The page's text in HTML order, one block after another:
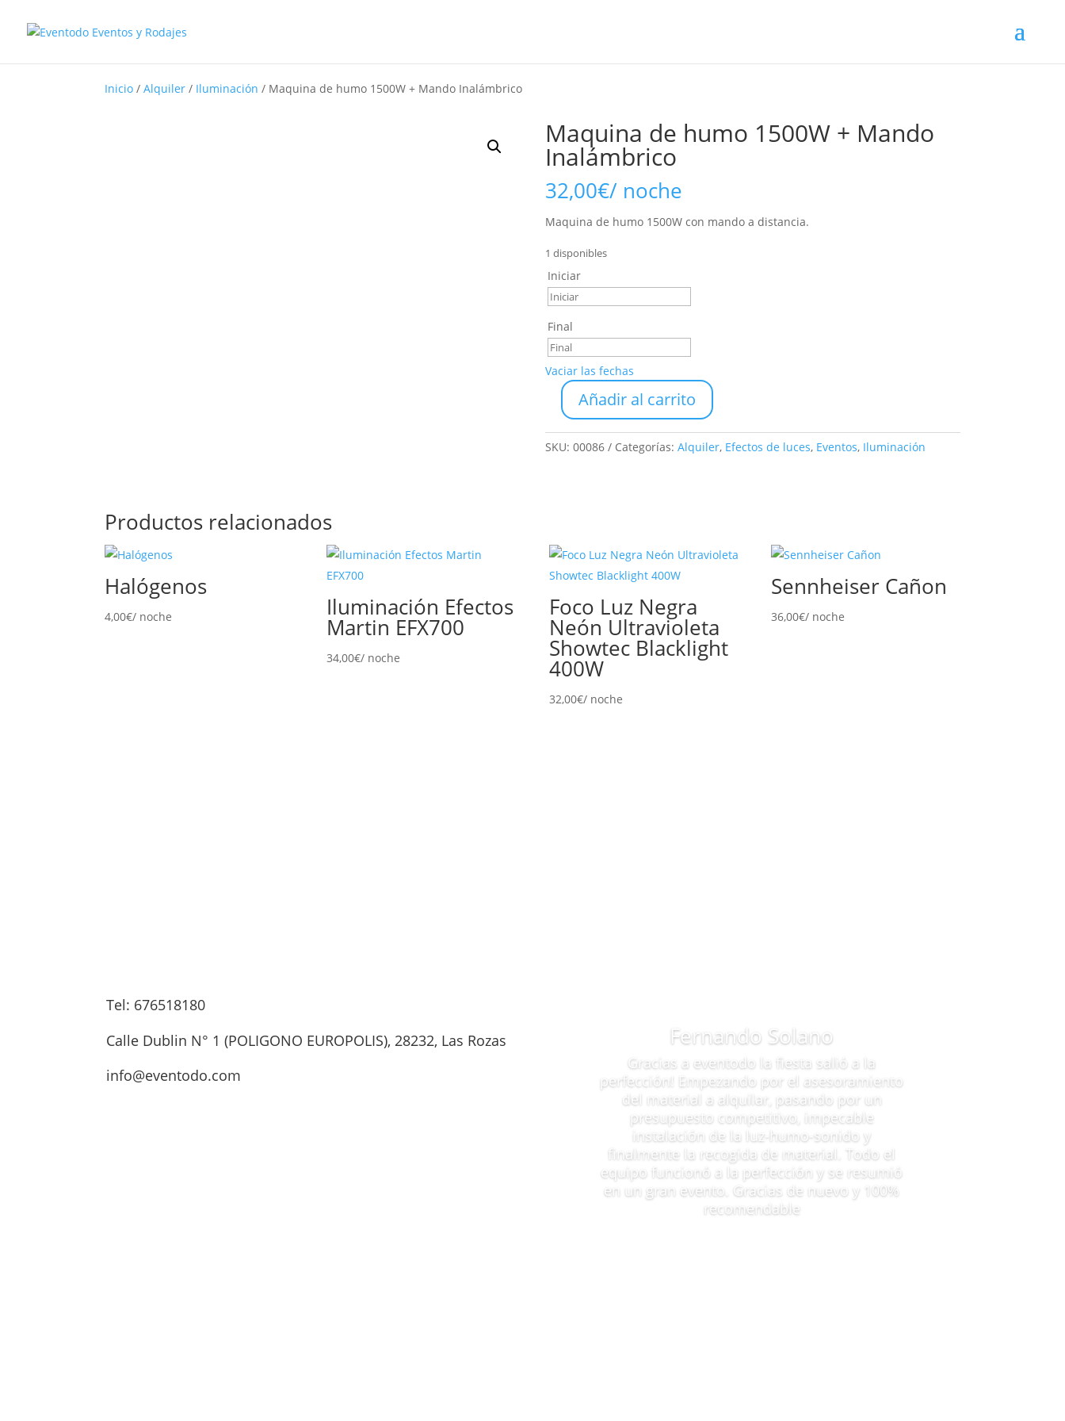
Inicio / Alquiler / Iluminación / Maquina de humo 1500W + Mando Inalámbrico
Maquina de humo 1500W + Mando
Inalámbrico
32,00€/ noche
Maquina de humo 1500W con mando a distancia.
1 disponibles
Iniciar
Final
Vaciar las fechas
Maquina
humo
Añadir al carrito
SKU: 00086 Categorías: Alquiler, Efectos de luces, Eventos, Iluminación
Productos relacionados
Halógenos
4,00€/ noche Iluminación Efectos
Martin EFX700
34,00€/ noche
Foco Luz Negra
Neón Ultravioleta
Showtec Blacklight
400W
32,00€/ noche
Sennheiser Cañon
36,00€/ noche
Tel: 676518180
Calle Dublin N° 1 (POLIGONO EUROPOLIS), 28232, Las Rozas
info@eventodo.com
Fernando Solano
Gracias a eventodo la fiesta salió a la
perfección! Empezando por el asesoramiento
del material a alquilar, pasando por un
presupuesto competitivo, impecable
instalación de la luz-humo-sonido y
finalmente la recogida de material. Todo el
equipo funcionó a la perfección y se resumió
en un gran evento. Gracias de nuevo y 100%
recomendable